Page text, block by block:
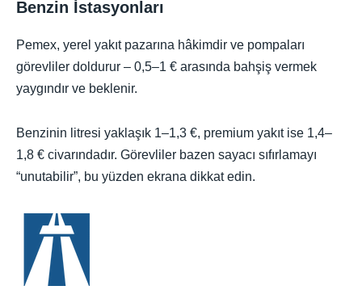
Benzin İstasyonları
Pemex, yerel yakıt pazarına hâkimdir ve pompaları
görevliler doldurur – 0,5–1 € arasında bahşiş vermek
yaygındır ve beklenir.
Benzinin litresi yaklaşık 1–1,3 €, premium yakıt ise 1,4–
1,8 € civarındadır. Görevliler bazen sayacı sıfırlamayı
“unutabilir”, bu yüzden ekrana dikkat edin.